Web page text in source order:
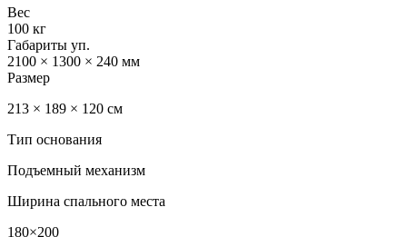
Вес
100 кг
Габариты уп.
2100 × 1300 × 240 мм
Размер
213 × 189 × 120 см
Тип основания
Подъемный механизм
Ширина спального места
180×200